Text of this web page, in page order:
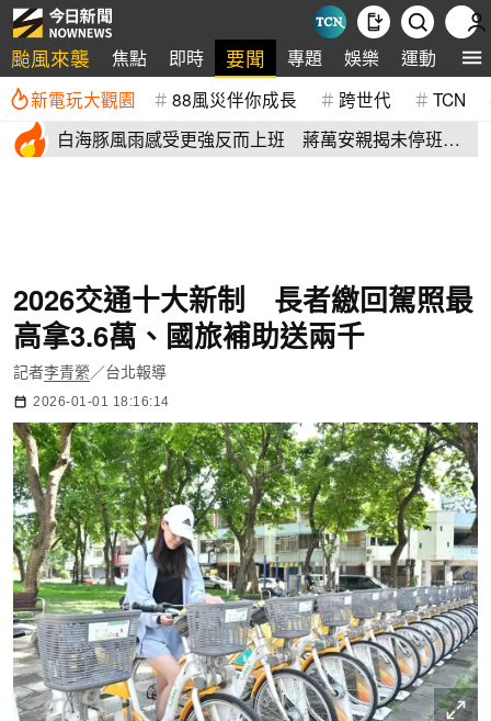
颱風來襲 焦點 即時 要聞 專題 娛樂 運動 全
新電玩大觀園 88風災伴你成長 跨世代 TCN
白海豚風雨感受更強反而上班 蔣萬安親揭未停班課
2026交通十大新制 長者繳回駕照最
高拿3.6萬、國旅補助送兩千
記者李青縈 ／台北報導
2026-01-01 18:16:14